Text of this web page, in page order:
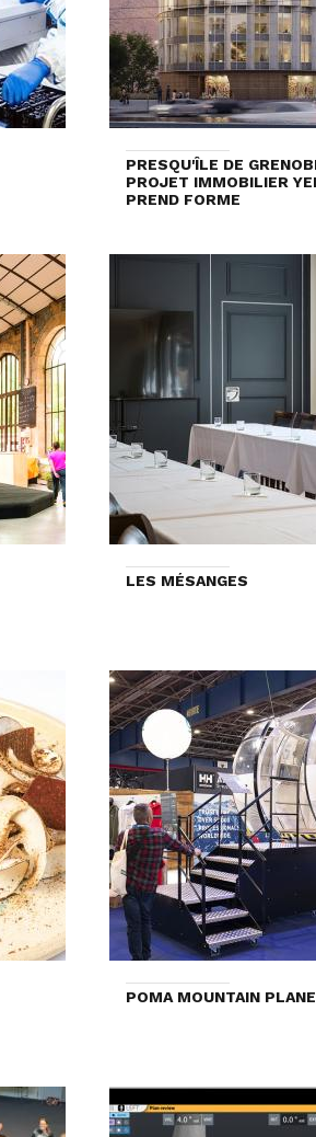
PRESQU'ÎLE DE
PROJET IMMOBILIER
PREND FORME
LES MÉSANGES
POMA MOUNTAIN